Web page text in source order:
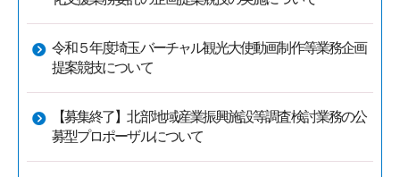
令和５年度埼玉バーチャル観光大使動画制作等業務企画
提案競技について
【募集終了】北部地域産業振興施設等調査検討業務の公
募型プロポーザルについて